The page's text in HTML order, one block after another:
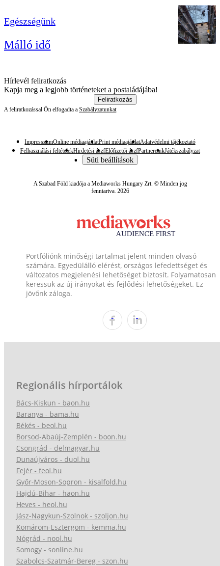
Egészségünk
Málló idő
Hírlevél feliratkozás
Kapja meg a legjobb történeteket a postaládájába!
Feliratkozás
A feliratkozással Ön elfogadta a Szabályzatunkat
ImpresszumOnline médiaajánlatPrint médiaajánlatAdatvédelmi tájékoztató
Felhasználási feltételekHirdetési ászfElőfizetői ászfPartnereinkJátékszabályzat
Süti beállítások
A Szabad Föld kiadója a Mediaworks Hungary Zrt. © Minden jog
fenntartva. 2026
Portfóliónk minőségi tartalmat jelent minden olvasó
számára. Egyedülálló elérést, országos lefedettséget és
változatos megjelenési lehetőséget biztosít. Folyamatosan
keressük az új irányokat és fejlődési lehetőségeket. Ez
jövőnk záloga.
Regionális hírportálok
Bács-Kiskun - baon.hu
Baranya - bama.hu
Békés - beol.hu
Borsod-Abaúj-Zemplén - boon.hu
Csongrád - delmagyar.hu
Dunaújváros - duol.hu
Fejér - feol.hu
Győr-Moson-Sopron - kisalfold.hu
Hajdú-Bihar - haon.hu
Heves - heol.hu
Jász-Nagykun-Szolnok - szoljon.hu
Komárom-Esztergom - kemma.hu
Nógrád - nool.hu
Somogy - sonline.hu
Szabolcs-Szatmár-Bereg - szon.hu